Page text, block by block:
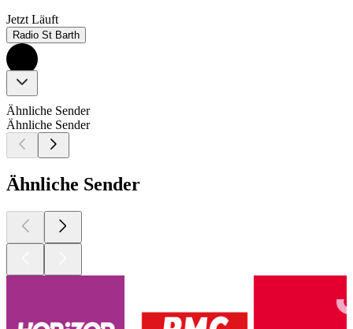
Jetzt Läuft
Radio St Barth
Ähnliche Sender
Ähnliche Sender
Ähnliche Sender